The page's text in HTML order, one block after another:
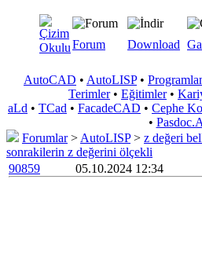
Forum Download
AutoCAD • AutoLISP•
Terimler• Eğitimler•
aLd • TCad • FacadeCAD • Cephe
• Pasdoc.A
Forumlar> AutoLISP> z değeri
sonrakilerin z değerini ölçekli
90859
05.10.2024 12:34